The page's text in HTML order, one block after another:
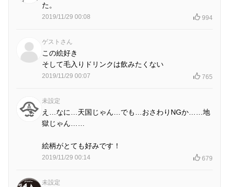
た。
2019/11/29 00:08 994
ゲストさん
この絵好き
そして毛入りドリンクは飲みたくない
2019/11/29 00:07 765
未設定
え…なに…天国じゃん…でも…おさわりNGか……地
獄じゃん……
絵柄がとても好みです！
2019/11/29 00:14 679
未設定